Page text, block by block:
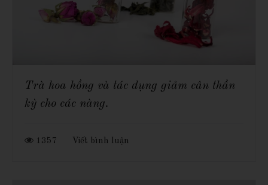
Trà hoa hồng và tác dụng giảm cân thần
kỳ cho các nàng.
1357 Viết bình luận